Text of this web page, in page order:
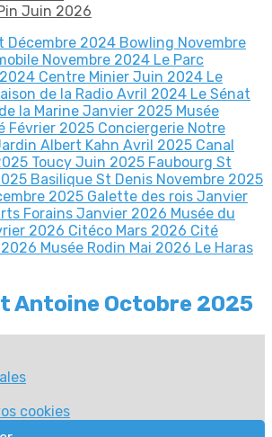
Juin 2026
Décembre 2024 Bowling Novembre
Novembre 2024 Le Parc
Centre Minier Juin 2024 Le
de la Radio Avril 2024 Le Sénat
la Marine Janvier 2025 Musée
Février 2025 Conciergerie Notre
Albert Kahn Avril 2025 Canal
Toucy Juin 2025 Faubourg St
Basilique St Denis Novembre 2025
2025 Galette des rois Janvier
Forains Janvier 2026 Musée du
2026 Citéco Mars 2026 Cité
Musée Rodin Mai 2026 Le Haras
Antoine Octobre 2025
cookies